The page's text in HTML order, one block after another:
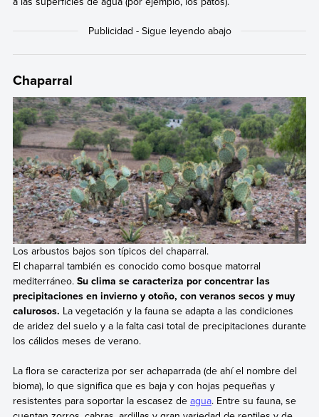
Chaparral
Los arbustos bajos son típicos del chaparral.
El chaparral también es conocido como bosque matorral
mediterráneo. Su clima se caracteriza por concentrar las
precipitaciones en invierno y otoño, con veranos secos y muy
calurosos. La vegetación y la fauna se adapta a las condiciones
de aridez del suelo y a la falta casi total de precipitaciones durante
los cálidos meses de verano.
La flora se caracteriza por ser achaparrada (de ahí el nombre del
bioma), lo que significa que es baja y con hojas pequeñas y
resistentes para soportar la escasez de agua. Entre su fauna, se